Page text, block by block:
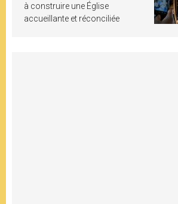
à construire une Église
accueillante et réconciliée